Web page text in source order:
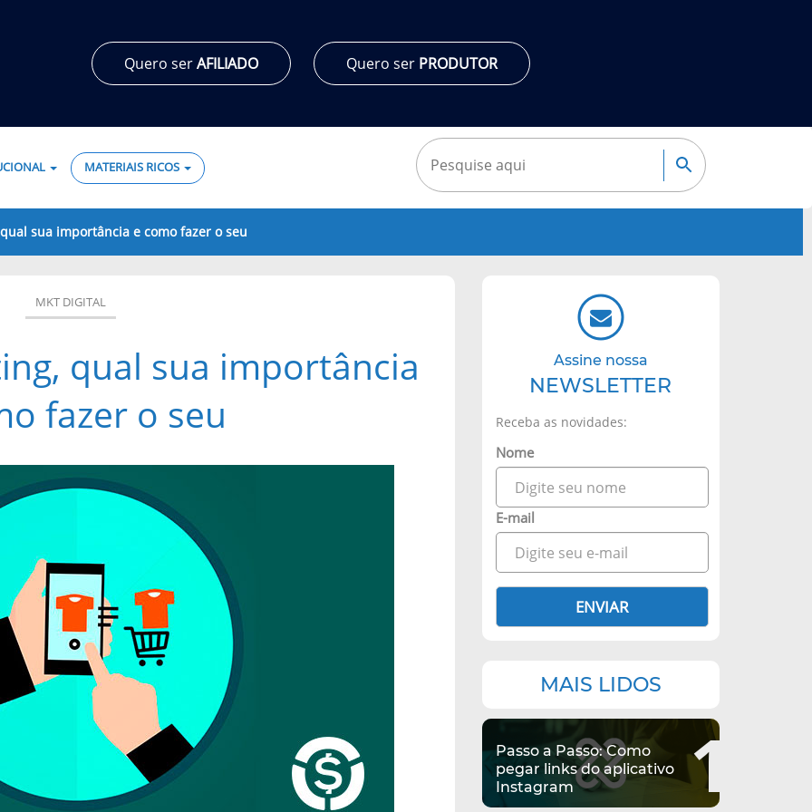
Quero serAFILIADO Quero ser PRODUTOR
MATERIAIS RICOS
Pesquisar:
Pesquisa
sua importância e como fazer o seu
MKT DIGITAL
qual sua importância
fazer o seu
Navegação
complementar
Assine nossa
NEWSLETTER
Receba as novidades:
Nome
E-mail
ENVIAR
MAIS LIDOS
1
Passo a Passo: Como
pegar links do aplicativo
Instagram